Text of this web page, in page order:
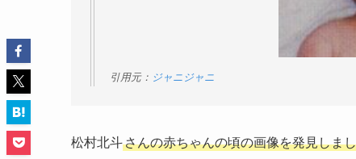
引用元： ジャニジャニ
松村北斗さんの赤ちゃんの頃の画像を発見しま